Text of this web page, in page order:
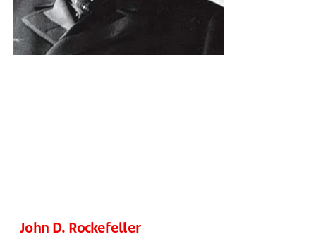
John D. Rockefeller